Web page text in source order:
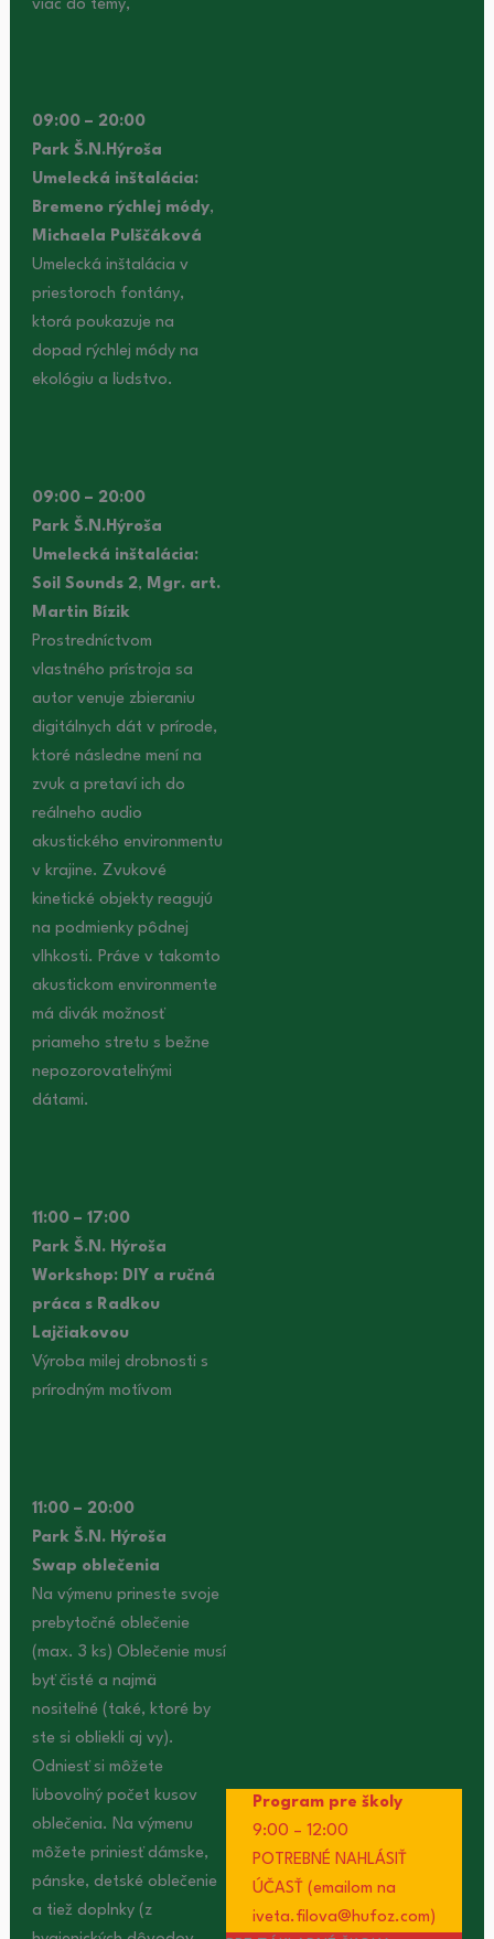
viac do témy,
09:00 – 20:00
Park Š.N.Hýroša
Umelecká inštalácia:
Bremeno rýchlej módy,
Michaela Pulščáková
Umelecká inštalácia v
priestoroch fontány,
ktorá poukazuje na
dopad rýchlej módy na
ekológiu a ľudstvo.
09:00 – 20:00
Park Š.N.Hýroša
Umelecká inštalácia:
Soil Sounds 2, Mgr. art.
Martin Bízik
Prostredníctvom
vlastného prístroja sa
autor venuje zbieraniu
digitálnych dát v prírode,
ktoré následne mení na
zvuk a pretaví ich do
reálneho audio
akustického environmentu
v krajine. Zvukové
kinetické objekty reagujú
na podmienky pôdnej
vlhkosti. Práve v takomto
akustickom environmente
má divák možnosť
priameho stretu s bežne
nepozorovateľnými
dátami.
11:00 – 17:00
Park Š.N. Hýroša
Workshop: DIY a ručná
práca s Radkou
Lajčiakovou
Výroba milej drobnosti s
prírodným motívom
11:00 – 20:00
Park Š.N. Hýroša
Swap oblečenia
Na výmenu prineste svoje
prebytočné oblečenie
(max. 3 ks) Oblečenie musí
byť čisté a najmä
nositeľné (také, ktoré by
ste si obliekli aj vy).
Odniesť si môžete
ľubovoľný počet kusov
oblečenia. Na výmenu
môžete priniesť dámske,
pánske, detské oblečenie
a tiež doplnky (z
Program pre školy
9:00 – 12:00
POTREBNÉ NAHLÁSIŤ
ÚČASŤ (emailom na
iveta.filova@hufoz.com)